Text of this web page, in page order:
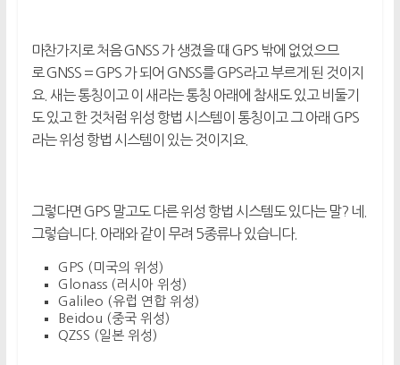
마찬가지로 처음 GNSS 가 생겼을 때 GPS 밖에 없었으므
로 GNSS = GPS 가 되어 GNSS를 GPS라고 부르게 된 것이지
요. 새는 통칭이고 이 새라는 통칭 아래에 참새도 있고 비둘기
도 있고 한 것처럼 위성 항법 시스템이 통칭이고 그 아래 GPS
라는 위성 항법 시스템이 있는 것이지요.
그렇다면 GPS 말고도 다른 위성 항법 시스템도 있다는 말? 네.
그렇습니다. 아래와 같이 무려 5종류나 있습니다.
GPS (미국의 위성)
Glonass (러시아 위성)
Galileo (유럽 연합 위성)
Beidou (중국 위성)
QZSS (일본 위성)